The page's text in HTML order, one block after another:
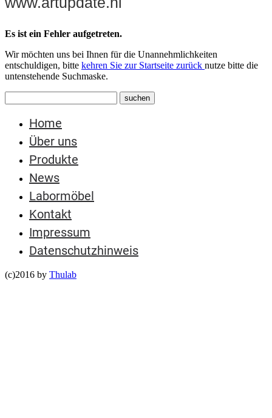
Es ist ein Fehler aufgetreten.
Wir möchten uns bei Ihnen für die Unannehmlichkeiten
entschuldigen, bitte kehren Sie zur Startseite zurück nutze bitte die
untenstehende Suchmaske.
Home
Über uns
Produkte
News
Labormöbel
Kontakt
Impressum
Datenschutzhinweis
(c)2016 by Thulab